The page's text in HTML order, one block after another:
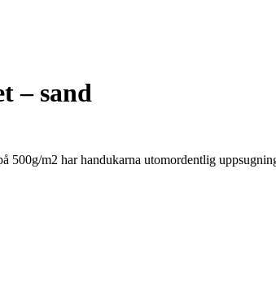
– sand
m2 har handukarna utomordentlig